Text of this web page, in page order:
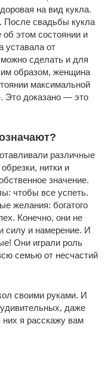
на вид кукла.
После свадьбы кукла
этом состоянии и
уставала от
сделать и для
образом, женщина
максимальной
Это доказано — это
различные
нитки и
значение.
чтобы все успеть.
желания: богатого
Конечно, они не
силу и намерение. И
Они играли роль
семью от несчастий
своими руками. И
даже
я расскажу вам